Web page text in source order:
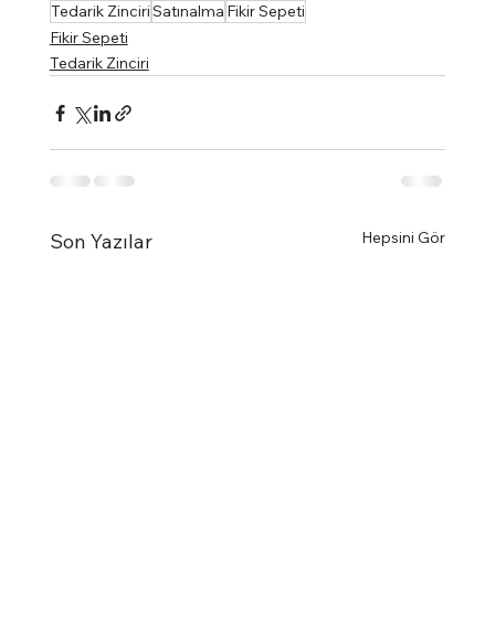
Tedarik ZinciriSatınalma Fikir Sepeti
Fikir Sepeti
Tedarik Zinciri
Son Yazılar Hepsini Gör